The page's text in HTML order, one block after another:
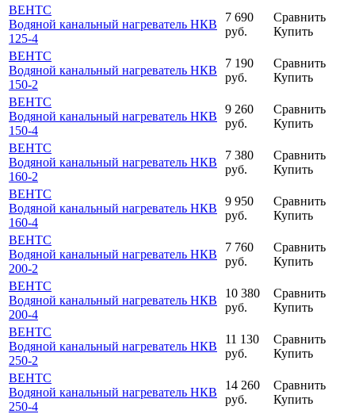
ВЕНТС
Водяной канальный нагреватель НКВ
125-4
7 690
руб.
Сравнить
Купить
ВЕНТС
Водяной канальный нагреватель НКВ
150-2
7 190
руб.
Сравнить
Купить
ВЕНТС
Водяной канальный нагреватель НКВ
150-4
9 260
руб.
Сравнить
Купить
ВЕНТС
Водяной канальный нагреватель НКВ
160-2
7 380
руб.
Сравнить
Купить
ВЕНТС
Водяной канальный нагреватель НКВ
160-4
9 950
руб.
Сравнить
Купить
ВЕНТС
Водяной канальный нагреватель НКВ
200-2
7 760
руб.
Сравнить
Купить
ВЕНТС
Водяной канальный нагреватель НКВ
200-4
10 380
руб.
Сравнить
Купить
ВЕНТС
Водяной канальный нагреватель НКВ
250-2
11 130
руб.
Сравнить
Купить
ВЕНТС
Водяной канальный нагреватель НКВ
250-4
14 260
руб.
Сравнить
Купить